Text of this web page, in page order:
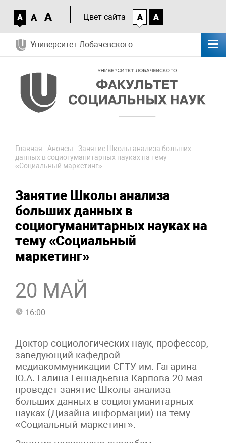
A A A Цвет сайта A A
Университет Лобачевского
Главная -Анонсы -Занятие Школы анализа больших
данных в социогуманитарных науках на тему
«Социальный маркетинг»
Занятие Школы анализа
больших данных в
социогуманитарных науках на
тему «Социальный
маркетинг»
20 МАЙ
16:00
Доктор социологических наук, профессор,
заведующий кафедрой
медиакоммуникации СГТУ им. Гагарина
Ю.А. Галина Геннадьевна Карпова 20 мая
проведет занятие Школы анализа
больших данных в социогуманитарных
науках (Дизайна информации) на тему
«Социальный маркетинг».